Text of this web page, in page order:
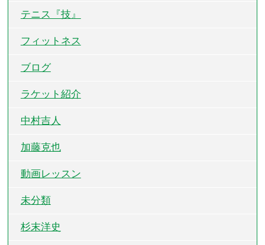
テニス『技』
フィットネス
ブログ
ラケット紹介
中村吉人
加藤克也
動画レッスン
未分類
杉末洋史